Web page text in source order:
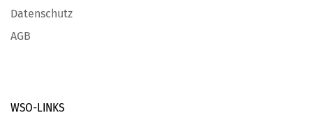
Datenschutz
AGB
WSO-LINKS